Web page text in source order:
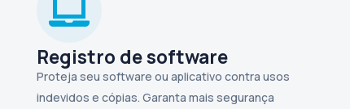
Registro de software
Proteja seu software ou aplicativo contra usos
indevidos e cópias. Garanta mais segurança